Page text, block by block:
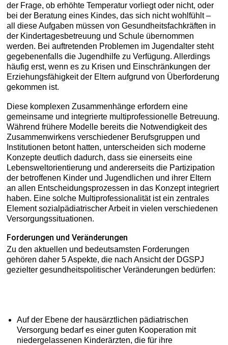
der Frage, ob erhöhte Temperatur vorliegt oder nicht, oder
bei der Beratung eines Kindes, das sich nicht wohlfühlt –
all diese Aufgaben müssen von Gesundheitsfachkräften in
der Kindertagesbetreuung und Schule übernommen
werden. Bei auftretenden Problemen im Jugendalter steht
gegebenenfalls die Jugendhilfe zu Verfügung. Allerdings
häufig erst, wenn es zu Krisen und Einschränkungen der
Erziehungsfähigkeit der Eltern aufgrund von Überforderung
gekommen ist.
Diese komplexen Zusammenhänge erfordern eine
gemeinsame und integrierte multiprofessionelle Betreuung.
Während frühere Modelle bereits die Notwendigkeit des
Zusammenwirkens verschiedener Berufsgruppen und
Institutionen betont hatten, unterscheiden sich moderne
Konzepte deutlich dadurch, dass sie einerseits eine
Lebensweltorientierung und andererseits die Partizipation
der betroffenen Kinder und Jugendlichen und ihrer Eltern
an allen Entscheidungsprozessen in das Konzept integriert
haben. Eine solche Multiprofessionalität ist ein zentrales
Element sozialpädiatrischer Arbeit in vielen verschiedenen
Versorgungssituationen.
Forderungen und Veränderungen
Zu den aktuellen und bedeutsamsten Forderungen
gehören daher 5 Aspekte, die nach Ansicht der DGSPJ
gezielter gesundheitspolitischer Veränderungen bedürfen:
Auf der Ebene der hausärztlichen pädiatrischen
Versorgung bedarf es einer guten Kooperation mit
niedergelassenen Kinderärzten, die für ihre